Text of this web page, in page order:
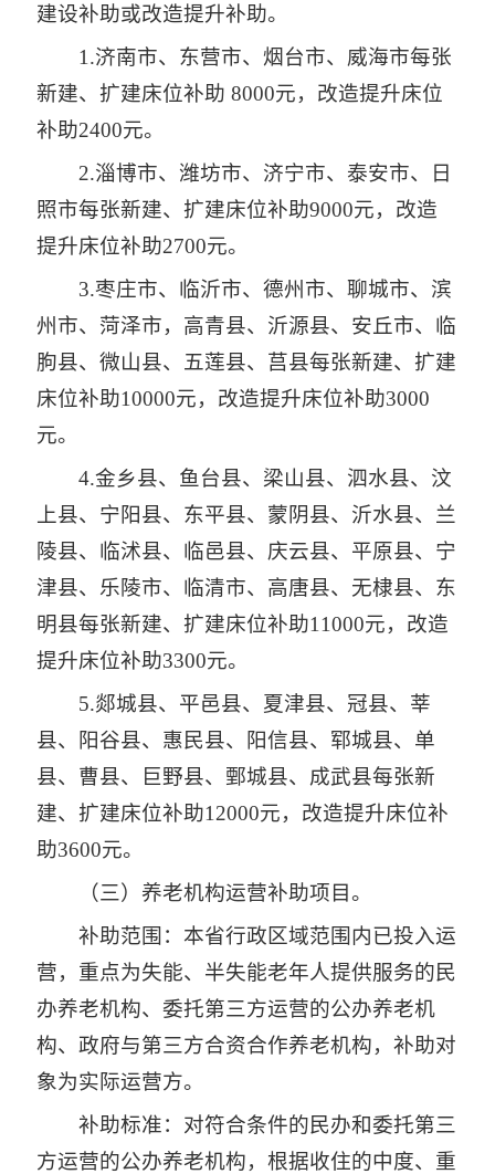
建设补助或改造提升补助。
1.济南市、东营市、烟台市、威海市每张
新建、扩建床位补助 8000元，改造提升床位
补助2400元。
2.淄博市、潍坊市、济宁市、泰安市、日
照市每张新建、扩建床位补助9000元，改造
提升床位补助2700元。
3.枣庄市、临沂市、德州市、聊城市、滨
州市、菏泽市，高青县、沂源县、安丘市、临
朐县、微山县、五莲县、莒县每张新建、扩建
床位补助10000元，改造提升床位补助3000
元。
4.金乡县、鱼台县、梁山县、泗水县、汶
上县、宁阳县、东平县、蒙阴县、沂水县、兰
陵县、临沭县、临邑县、庆云县、平原县、宁
津县、乐陵市、临清市、高唐县、无棣县、东
明县每张新建、扩建床位补助11000元，改造
提升床位补助3300元。
5.郯城县、平邑县、夏津县、冠县、莘
县、阳谷县、惠民县、阳信县、郓城县、单
县、曹县、巨野县、鄄城县、成武县每张新
建、扩建床位补助12000元，改造提升床位补
助3600元。
（三）养老机构运营补助项目。
补助范围：本省行政区域范围内已投入运
营，重点为失能、半失能老年人提供服务的民
办养老机构、委托第三方运营的公办养老机
构、政府与第三方合资合作养老机构，补助对
象为实际运营方。
补助标准：对符合条件的民办和委托第三
方运营的公办养老机构，根据收住的中度、重